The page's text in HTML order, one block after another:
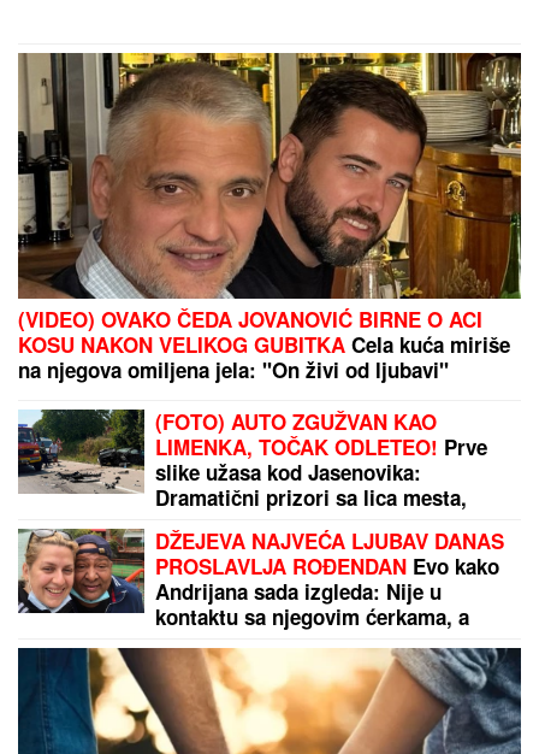
životnu želja!
PAPARACO! UHVATILI SMO BRATA
ANE IVANOVIĆ U CRNOJ GORISa
ženom i detetom uživa na letovanju:
Džajina ćerka u uskoj haljini mami
poglede (Video)
Naša pevačica rodila sina, pa morala da ga napusti,
on danas radi kao moler: "Nikad ga se nisam
Zbog pevačice je ostavio ženu i
dvoje dece: Nakon razvoda dobili i
dete, o skandalu su svi brujali
REŠIO SVE DA OTKRIJE!Nesuđeno
pojačanje Partizana objasnilo kako je
prihvatio poziv bivšeg trenera
Zvezde!